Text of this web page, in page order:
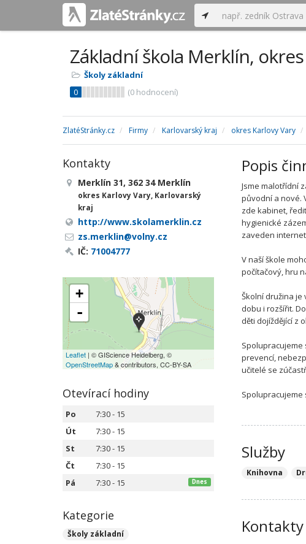
Základní škola Merklín,
Školy základní
0
(0 hodnocení)
ZlatéStránky.cz Firmy Karlovarský kraj okres Karlovy Vary
Popis
Jsme malotřídní
původní a nové.
zde kabinet,
hygienické
zaveden
V naší škole
počítačový, hru
Školní družina je
dobu i rozšířit.
děti dojíždějící z
Spolupracujeme
prevencí,
učitelé se
Spolupracujeme
Služby
Knihovna
Kontakty
Kontakty
Merklín 31, 362 34 Merklín
okres Karlovy Vary, Karlovarský
kraj
http://www.skolamerklin.cz
zs.merklin@volny.cz
IČ: 71004777
+
-
Leaflet | © GIScience Heidelberg, ©
OpenStreetMap& contributors, CC-BY-SA
Otevírací hodiny
Po
7:30 - 15
Út
7:30 - 15
St
7:30 - 15
Čt
7:30 - 15
Pá
7:30 - 15 Dnes
Kategorie
Školy základní